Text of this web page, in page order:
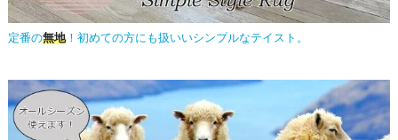
定番の無地！初めての方にも扱いいシンプルなテイスト。